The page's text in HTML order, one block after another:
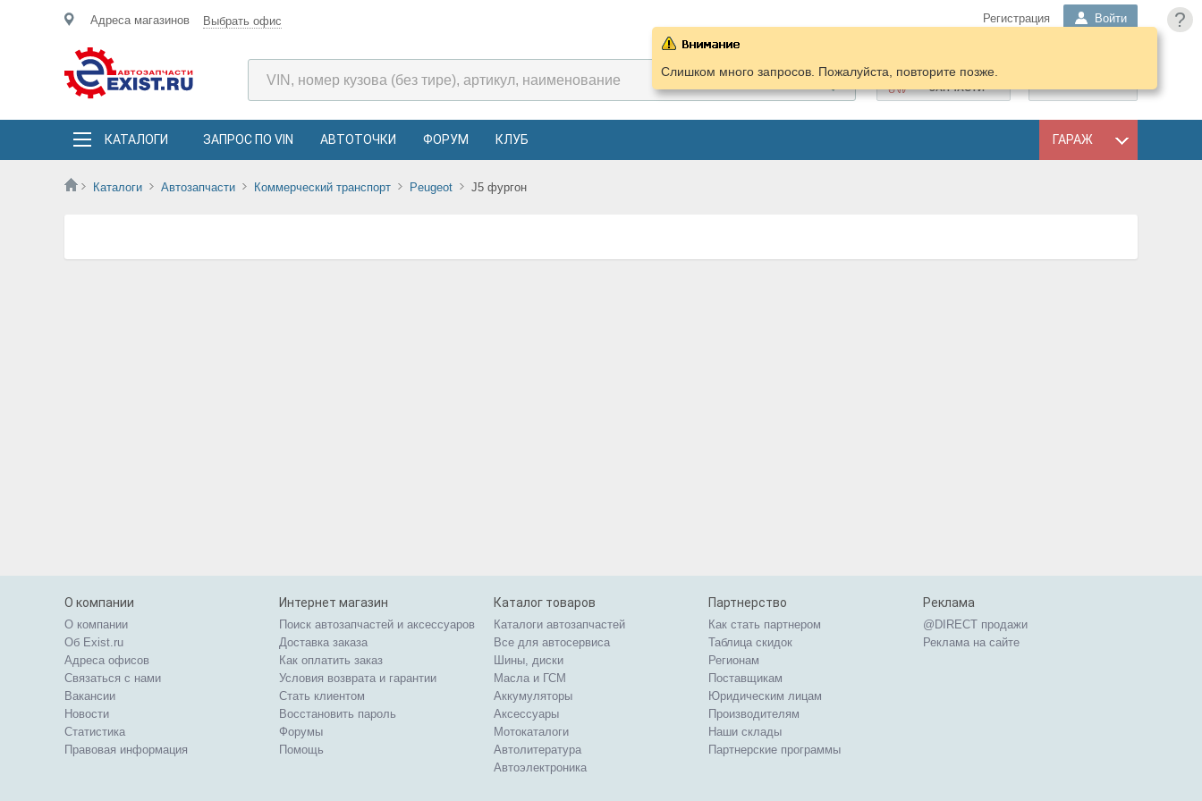
?
Адреса магазинов Выбрать офис Регистрация Войти
ПОДОБРАТЬ
ЗАПЧАСТИ
КАТАЛОГИ ЗАПРОС ПО VIN АВТОТОЧКИ ФОРУМ КЛУБ ГАРАЖ
Каталоги Автозапчасти Коммерческий транспорт Peugeot J5 фургон
Слишком много запросов. Пожалуйста, повторите позже.
О компании
О компании
Об Exist.ru
Адреса офисов
Связаться с нами
Вакансии
Новости
Статистика
Правовая информация
Интернет магазин
Поиск автозапчастей и аксессуаров
Доставка заказа
Как оплатить заказ
Условия возврата и гарантии
Стать клиентом
Восстановить пароль
Форумы
Помощь
Каталог товаров
Каталоги автозапчастей
Все для автосервиса
Шины, диски
Масла и ГСМ
Аккумуляторы
Аксессуары
Мотокаталоги
Автолитература
Автоэлектроника
Партнерство
Как стать партнером
Таблица скидок
Регионам
Поставщикам
Юридическим лицам
Производителям
Наши склады
Партнерские программы
Реклама
@DIRECT продажи
Реклама на сайте